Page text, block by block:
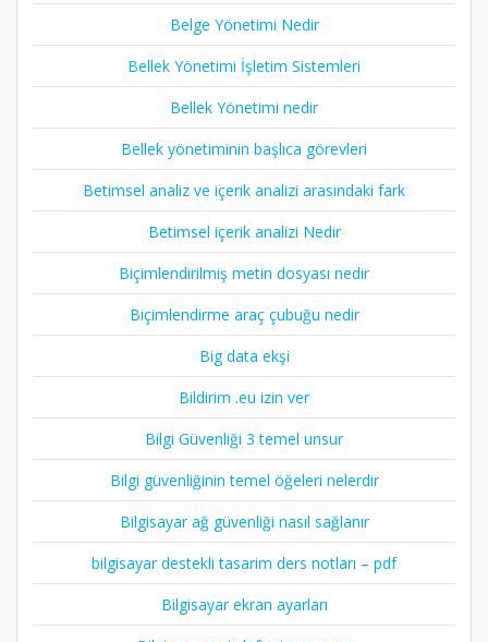
Belge Yönetimi Nedir
Bellek Yönetimi İşletim Sistemleri
Bellek Yönetimi nedir
Bellek yönetiminin başlıca görevleri
Betimsel analiz ve içerik analizi arasındaki fark
Betimsel içerik analizi Nedir
Biçimlendirilmiş metin dosyası nedir
Biçimlendirme araç çubuğu nedir
Big data ekşi
Bildirim .eu izin ver
Bilgi Güvenliği 3 temel unsur
Bilgi güvenliğinin temel öğeleri nelerdir
Bilgisayar ağ güvenliği nasıl sağlanır
bilgisayar destekli tasarim ders notları – pdf
Bilgisayar ekran ayarları